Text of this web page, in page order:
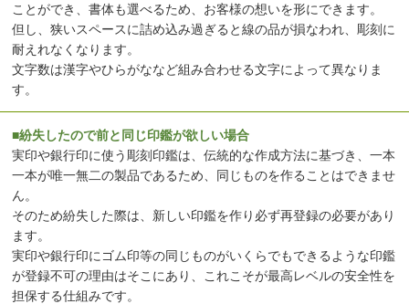
ことができ、書体も選べるため、お客様の想いを形にできます。
但し、狭いスペースに詰め込み過ぎると線の品が損なわれ、彫刻に
耐えれなくなります。
文字数は漢字やひらがななど組み合わせる文字によって異なりま
す。
■紛失したので前と同じ印鑑が欲しい場合
実印や銀行印に使う彫刻印鑑は、伝統的な作成方法に基づき、一本
一本が唯一無二の製品であるため、同じものを作ることはできませ
ん。
そのため紛失した際は、新しい印鑑を作り必ず再登録の必要があり
ます。
実印や銀行印にゴム印等の同じものがいくらでもできるような印鑑
が登録不可の理由はそこにあり、これこそが最高レベルの安全性を
担保する仕組みです。